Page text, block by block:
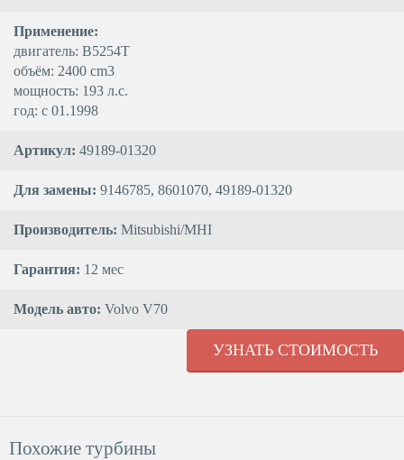
Применение:
двигатель: B5254T
объём: 2400 cm3
мощность: 193 л.с.
год: с 01.1998
Артикул: 49189-01320
Для замены: 9146785, 8601070, 49189-01320
Производитель: Mitsubishi/MHI
Гарантия: 12 мес
Модель авто: Volvo V70
УЗНАТЬ СТОИМОСТЬ
Похожие турбины